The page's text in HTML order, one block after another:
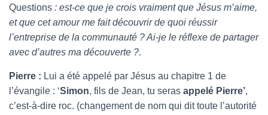
Questions : est-ce que je crois vraiment que Jésus m’aime,
et que cet amour me fait découvrir de quoi réussir
l’entreprise de la communauté ? Ai-je le réflexe de partager
avec d’autres ma découverte ?.
Pierre : Lui a été appelé par Jésus au chapitre 1 de
l’évangile : ‘Simon, fils de Jean, tu seras appelé Pierre’,
c’est-à-dire roc. (changement de nom qui dit toute l’autorité